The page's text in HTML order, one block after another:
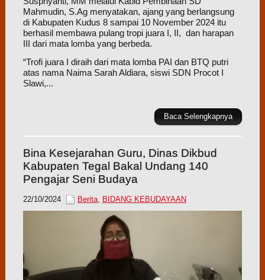
Mahmudin, S.Ag menyatakan, ajang yang berlangsung
di Kabupaten Kudus 8 sampai 10 November 2024 itu
berhasil membawa pulang tropi juara I, II, dan harapan
III dari mata lomba yang berbeda.
“Trofi juara I diraih dari mata lomba PAI dan BTQ putri
atas nama Naima Sarah Aldiara, siswi SDN Procot I
Slawi,...
Baca Selengkapnya
Bina Kesejarahan Guru, Dinas Dikbud
Kabupaten Tegal Bakal Undang 140
Pengajar Seni Budaya
22/10/2024 Berita, BIDANG KEBUDAYAAN